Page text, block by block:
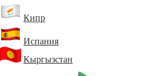
Кипр
Испания
Кыргызстан